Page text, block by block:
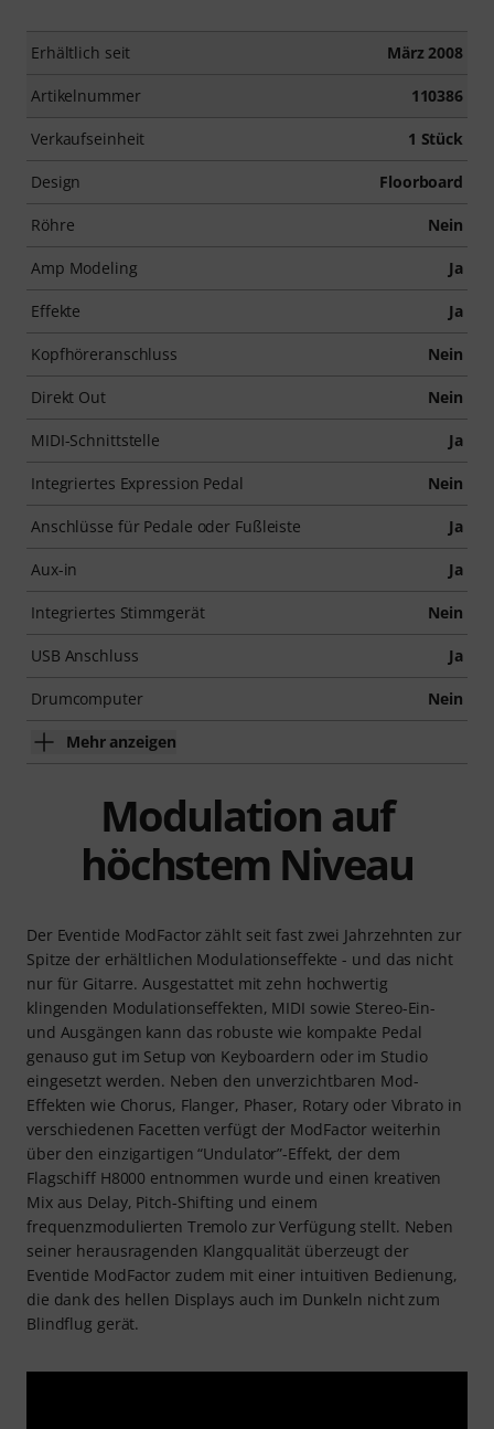
Erhältlich seit März 2008
Artikelnummer 110386
Verkaufseinheit 1 Stück
Design Floorboard
Röhre Nein
Amp Modeling Ja
Effekte Ja
Kopfhöreranschluss Nein
Direkt Out Nein
MIDI-Schnittstelle Ja
Integriertes Expression Pedal Nein
Anschlüsse für Pedale oder Fußleiste Ja
Aux-in Ja
Integriertes Stimmgerät Nein
USB Anschluss Ja
Drumcomputer Nein
Mehr anzeigen
Modulation auf
höchstem Niveau
Der Eventide ModFactor zählt seit fast zwei Jahrzehnten zur
Spitze der erhältlichen Modulationseffekte - und das nicht
nur für Gitarre. Ausgestattet mit zehn hochwertig
klingenden Modulationseffekten, MIDI sowie Stereo-Ein-
und Ausgängen kann das robuste wie kompakte Pedal
genauso gut im Setup von Keyboardern oder im Studio
eingesetzt werden. Neben den unverzichtbaren Mod-
Effekten wie Chorus, Flanger, Phaser, Rotary oder Vibrato in
verschiedenen Facetten verfügt der ModFactor weiterhin
über den einzigartigen “Undulator”-Effekt, der dem
Flagschiff H8000 entnommen wurde und einen kreativen
Mix aus Delay, Pitch-Shifting und einem
frequenzmodulierten Tremolo zur Verfügung stellt. Neben
seiner herausragenden Klangqualität überzeugt der
Eventide ModFactor zudem mit einer intuitiven Bedienung,
die dank des hellen Displays auch im Dunkeln nicht zum
Blindflug gerät.